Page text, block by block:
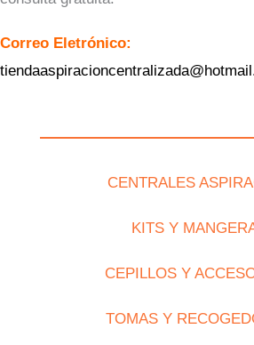
Correo Eletrónico:
CENTRALES
KITS Y
CEPILLOS Y
TOMAS Y